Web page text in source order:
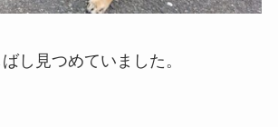
し見つめていました。